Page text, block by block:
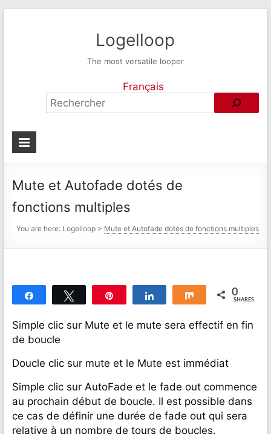
Logelloop
The most versatile looper
Français
Mute et Autofade dotés de
fonctions multiples
You are here: Logelloop > Mute et Autofade dotés de fonctions multiples
Share 0
SHARES
Simple clic sur Mute et le mute sera effectif en fin
de boucle
Doucle clic sur mute et le Mute est immédiat
Simple clic sur AutoFade et le fade out commence
au prochain début de boucle. Il est possible dans
ce cas de définir une durée de fade out qui sera
relative à un nombre de tours de boucles.